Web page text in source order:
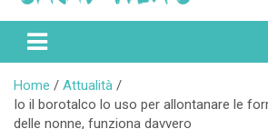
Spraynews.it
Home
Attualità
Io il borotalco lo uso per allontanare le
delle nonne, funziona davvero